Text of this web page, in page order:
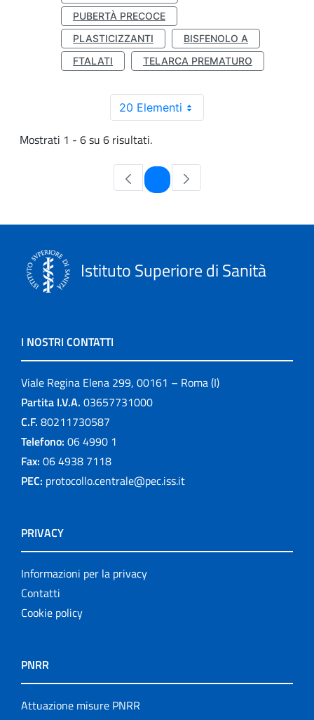
PUBERTÀ PRECOCE
PLASTICIZZANTI
BISFENOLO A
FTALATI
TELARCA PREMATURO
20 Elementi
Mostrati 1 - 6 su 6 risultati.
Pagina
Istituto Superiore di Sanità
I NOSTRI CONTATTI
Viale Regina Elena 299, 00161 – Roma (I)
Partita I.V.A. 03657731000
C.F. 80211730587
Telefono: 06 4990 1
Fax: 06 4938 7118
PEC: protocollo.centrale@pec.iss.it
PRIVACY
Informazioni per la privacy
Contatti
Cookie policy
PNRR
Attuazione misure PNRR